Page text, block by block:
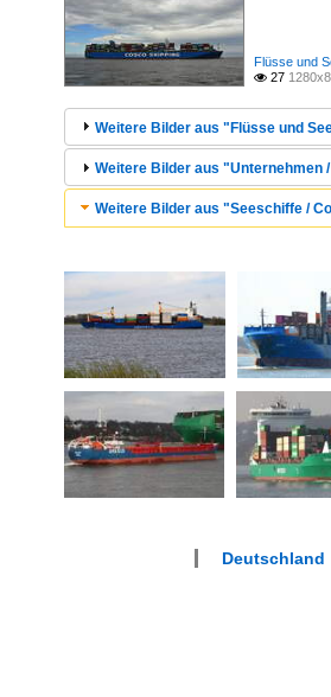
Flüsse und
 27
Weitere Bilder aus "Flüsse und
Weitere Bilder aus "Unternehmen
Weitere Bilder aus "Seeschiffe /
Deutschland